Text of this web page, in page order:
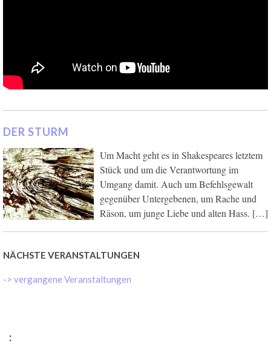
DER STURM
Um Macht geht es in Shakespeares letztem
Stück und um die Verantwortung im
Umgang damit. Auch um Befehlsgewalt
gegenüber Untergebenen, um Rache und
Räson, um junge Liebe und alten Hass. […]
NÄCHSTE VERANSTALTUNGEN
-> vergangene Veranstaltungen
: